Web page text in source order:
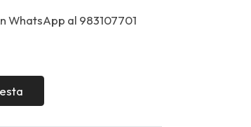
WhatsApp al 983107701